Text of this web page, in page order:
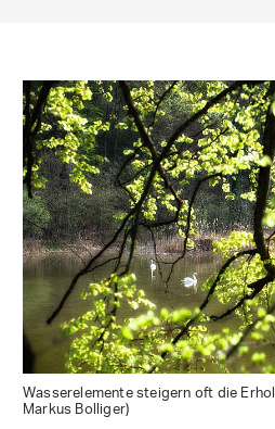
Wasserelemente steigern oft die
Markus Bolliger)